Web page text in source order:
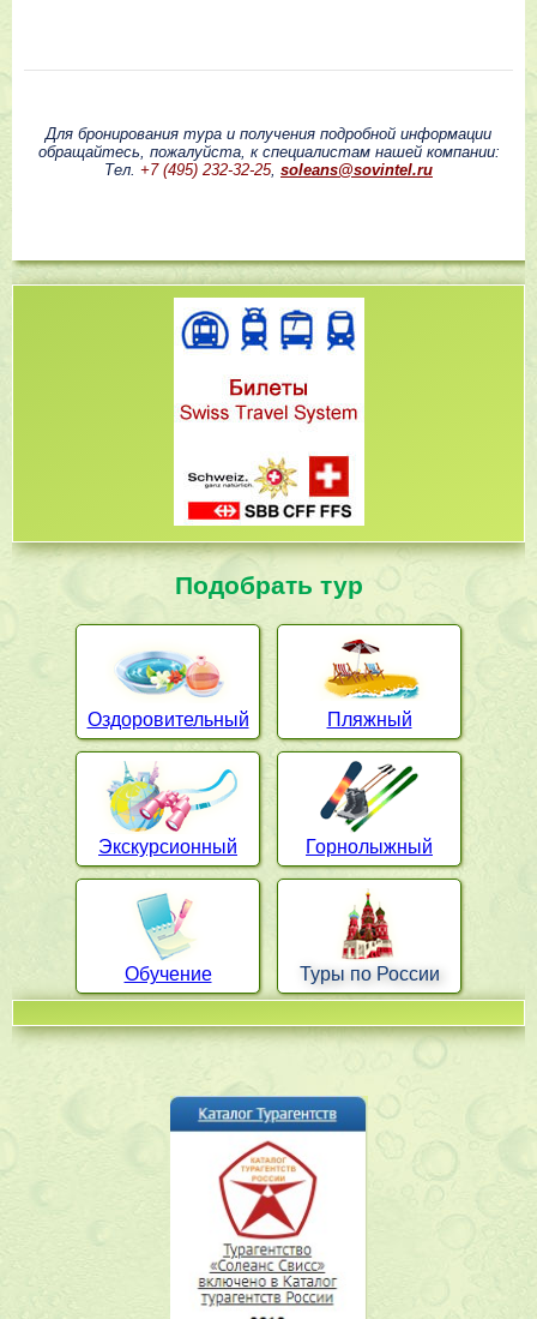
Для бронирования тура и получения подробной информации
обращайтесь, пожалуйста, к специалистам нашей компании:
Тел. +7 (495) 232-32-25, soleans@sovintel.ru
Подобрать тур
Оздоровительный Пляжный
Экскурсионный Горнолыжный
Обучение Туры по России